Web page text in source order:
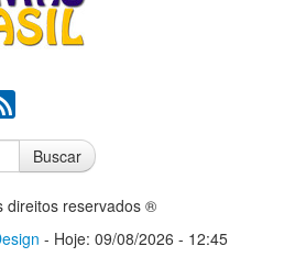
Buscar
direitos reservados ®
- Hoje: 09/08/2026 - 12:45